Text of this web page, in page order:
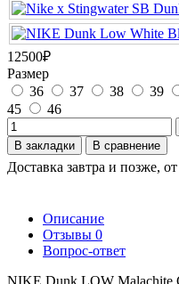
12500₽
Размер
36
37 38 39
45
46
В закладки
В сравнение
Доставка завтра и позже, от
Описание
Отзывы 0
Вопрос-ответ
NIKE Dunk LOW Malachite